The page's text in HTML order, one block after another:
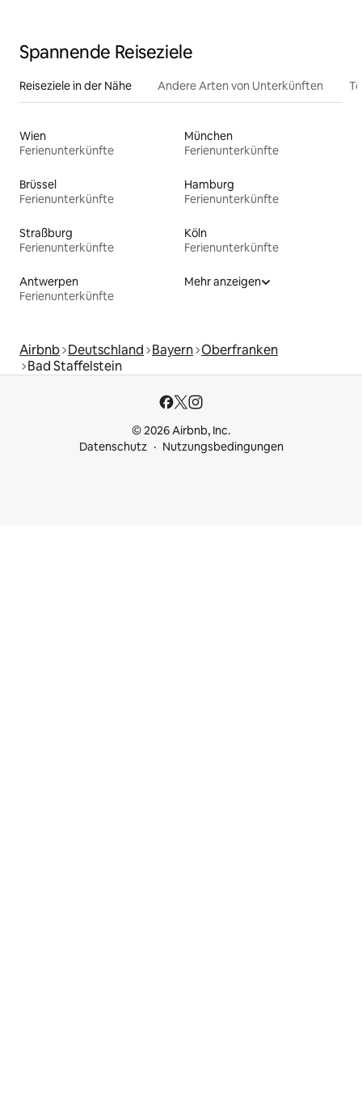
Spannende Reiseziele
Reiseziele in der Nähe Andere Arten von Unterkünften
Wien
Ferienunterkünfte
München
Ferienunterkünfte
Brüssel
Ferienunterkünfte
Hamburg
Ferienunterkünfte
Straßburg
Ferienunterkünfte
Köln
Ferienunterkünfte
Antwerpen
Ferienunterkünfte
Mehr anzeigen
Airbnb Deutschland Bayern Oberfranken
Bad Staffelstein
© 2026 Airbnb, Inc.
Datenschutz
Nutzungsbedingungen